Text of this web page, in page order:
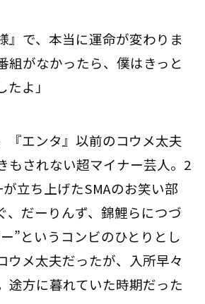
』で、本当に運命が変わりま
組がなかったら、僕はきっと
よ」
『エンタ』以前のコウメ太夫
もされない超マイナー芸人。2
立ち上げたSMAのお笑い部
、だーりんず、錦鯉らにつづ
”というコンビのひとりとし
ウメ太夫だったが、入所早々
途方に暮れていた時期だった